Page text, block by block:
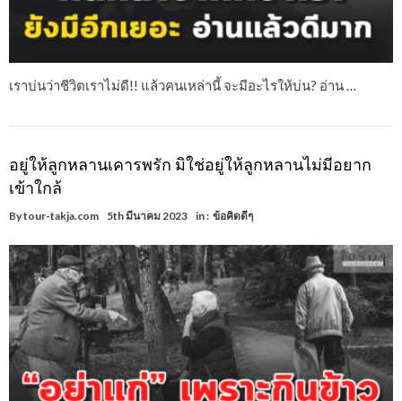
เราบ่นว่าชีวิตเราไม่ดี!! แล้วคนเหล่านี้ จะมีอะไรให้บ่น? อ่าน …
อยู่ให้ลูกหลานเคารพรัก มิใช่อยู่ให้ลูกหลานไม่มีอยาก
เข้าใกล้
Bytour-takja.com 5th มีนาคม 2023 in : ข้อคิดดีๆ